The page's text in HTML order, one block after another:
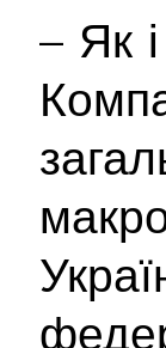
– Як